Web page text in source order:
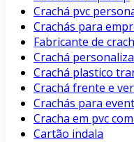
Crachá pvc
Crachás para
Fabricante de
Crachá
Crachá plastico
Crachá frente e
Crachás para
Cracha em pvc
Cartão indala